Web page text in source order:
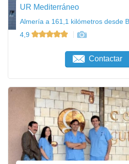
UR Mediterráneo
Almería a 161,1 kilómetros desde
4,9
Contactar